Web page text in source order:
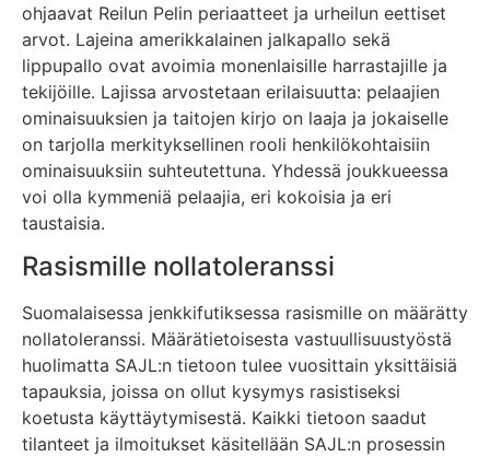
ohjaavat Reilun Pelin periaatteet ja urheilun eettiset
arvot. Lajeina amerikkalainen jalkapallo sekä
lippupallo ovat avoimia monenlaisille harrastajille ja
tekijöille. Lajissa arvostetaan erilaisuutta: pelaajien
ominaisuuksien ja taitojen kirjo on laaja ja jokaiselle
on tarjolla merkityksellinen rooli henkilökohtaisiin
ominaisuuksiin suhteutettuna. Yhdessä joukkueessa
voi olla kymmeniä pelaajia, eri kokoisia ja eri
taustaisia.
Rasismille nollatoleranssi
Suomalaisessa jenkkifutiksessa rasismille on määrätty
nollatoleranssi. Määrätietoisesta vastuullisuustyöstä
huolimatta SAJL:n tietoon tulee vuosittain yksittäisiä
tapauksia, joissa on ollut kysymys rasistiseksi
koetusta käyttäytymisestä. Kaikki tietoon saadut
tilanteet ja ilmoitukset käsitellään SAJL:n prosessin